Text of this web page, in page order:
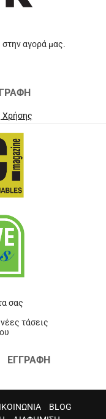
στην αγορά μας.
Χρήσης
σας
τάσεις
ΕΓΓΡΑΦΗ
BLOG